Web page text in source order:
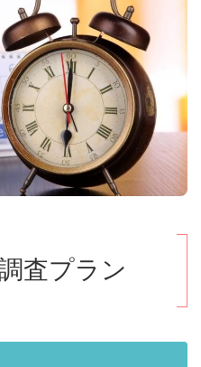
査プラン